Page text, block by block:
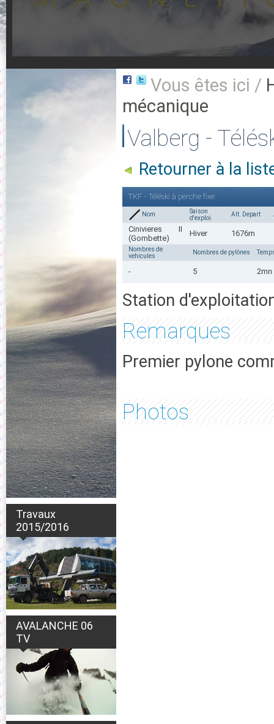
Travaux
2015/2016
AVALANCHE 06
TV
Vous êtes ici /
mécanique
Valberg -
Retourner à la
TKF - Téléski à perche fixe
Nom
Saison
d'exploi.
Alt. Depart
Cinivieres II
(Gombette)
Hiver 1676m
Nombres de
vehicules
Nombres de pylônes
- 5 2mn
Station
Remarques
Premier pylone
Photos